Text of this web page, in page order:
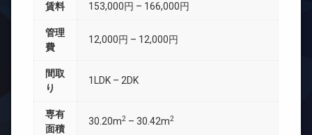
賃料 153,000円 – 166,000円
管理
費
12,000円 – 12,000円
間取
り
1LDK – 2DK
専有
面積
30.20m2 – 30.42m2